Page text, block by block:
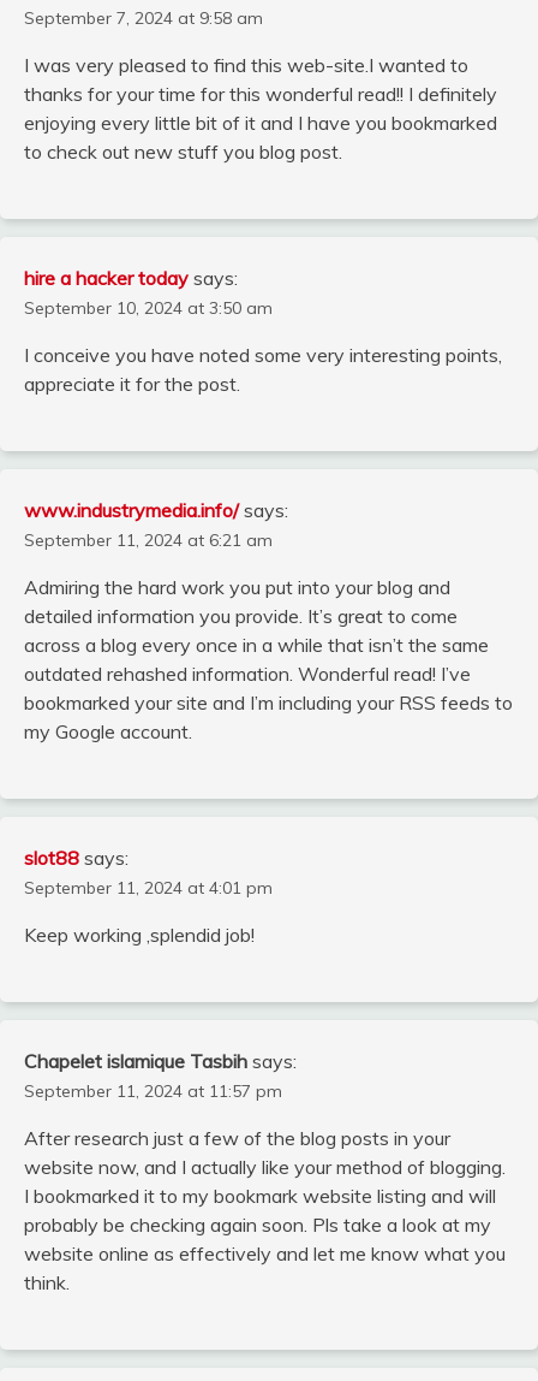
September 7, 2024 at 9:58 am
I was very pleased to find this web-site.I wanted to
thanks for your time for this wonderful read!! I definitely
enjoying every little bit of it and I have you bookmarked
to check out new stuff you blog post.
hire a hacker today says:
September 10, 2024 at 3:50 am
I conceive you have noted some very interesting points,
appreciate it for the post.
www.industrymedia.info/ says:
September 11, 2024 at 6:21 am
Admiring the hard work you put into your blog and
detailed information you provide. It’s great to come
across a blog every once in a while that isn’t the same
outdated rehashed information. Wonderful read! I’ve
bookmarked your site and I’m including your RSS feeds to
my Google account.
slot88 says:
September 11, 2024 at 4:01 pm
Keep working ,splendid job!
Chapelet islamique Tasbih says:
September 11, 2024 at 11:57 pm
After research just a few of the blog posts in your
website now, and I actually like your method of blogging.
I bookmarked it to my bookmark website listing and will
probably be checking again soon. Pls take a look at my
website online as effectively and let me know what you
think.